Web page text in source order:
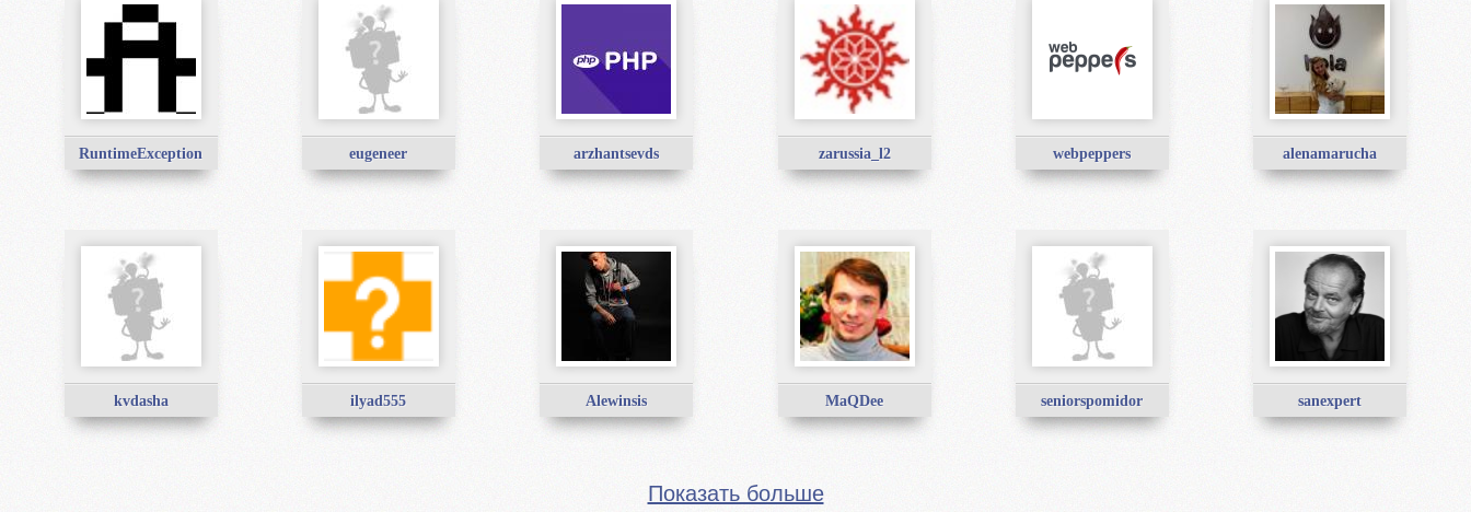
RuntimeException eugeneer arzhantsevds zarussia_l2 webpeppers alenamarucha
kvdasha ilyad555 Alewinsis MaQDee seniorspomidor sanexpert
Показать больше